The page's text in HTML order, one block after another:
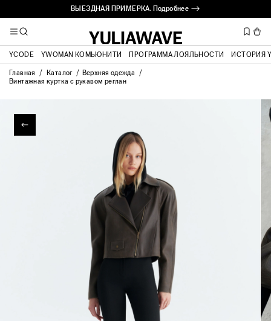
ВЫЕЗДНАЯ ПРИМЕРКА. Подробнее ⟶
YCODE YWOMAN КОМЬЮНИТИ ПРОГРАММА ЛОЯЛЬНОСТИ ИСТОРИЯ
Главная Каталог
Верхняя одежда
Винтажная куртка с рукавом реглан